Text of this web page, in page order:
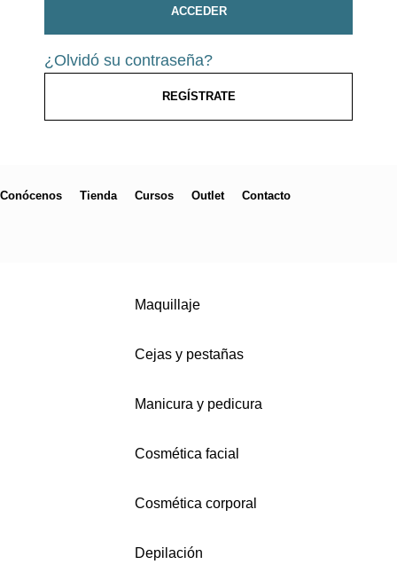
ACCEDER
¿Olvidó su contraseña?
REGÍSTRATE
Conócenos Tienda Cursos Outlet Contacto
Maquillaje
Cejas y pestañas
Manicura y pedicura
Cosmética facial
Cosmética corporal
Depilación